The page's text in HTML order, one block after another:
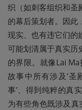
织（如刺客组织和圣
的幕后策划者。因此
现实、也有违它们的
可能划清属于真实历
的界限。就像Lai
故事中所有涉及‘圣
事’、得到纯粹的真
为有些角色既涉及真